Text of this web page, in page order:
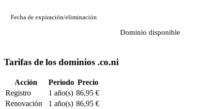
Fecha de expiración/eliminación
Dominio disponible
Tarifas de los dominios .co.ni
Acción Periodo Precio
Registro
1 año(s) 86,95 €
Renovación
1 año(s) 86,95 €